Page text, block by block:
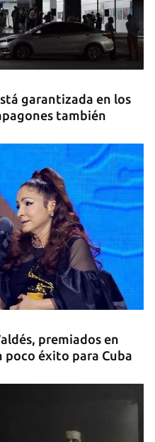
garantizada en los
también
premiados en
poco éxito para Cuba